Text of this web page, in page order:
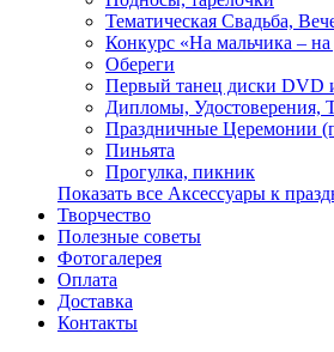
Тематическая Свадьба,
Конкурс «На мальчика – на
Обереги
Первый танец диски DVD
Дипломы, Удостоверения,
Праздничные Церемонии
Пиньята
Прогулка, пикник
Показать все Аксессуары к
Творчество
Полезные советы
Фотогалерея
Оплата
Доставка
Контакты